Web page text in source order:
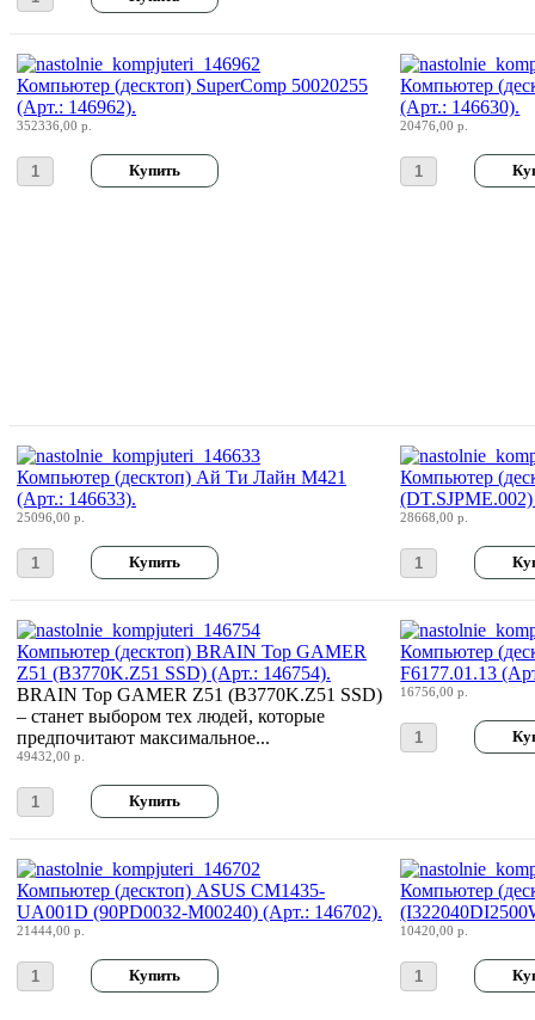
Microsoft
Modecom
Motorola
Msi
Pcland-4u(14)
Pegatron
Pipo
Pleomax
Pocketbook
Prestigio
Primepc(16)
Rapoo
Razer
Revoltec
Компьютер (десктоп) SuperComp 50020255
(Арт.: 146962).
352336,00 р.
Компьютер
(Арт.: 146630).
20476,00 р.
Компьютер (десктоп) Ай Ти Лайн M421
(Арт.: 146633).
25096,00 р.
Компьютер
28668,00 р.
Компьютер (десктоп) BRAIN Top GAMER
Z51 (B3770K.Z51 SSD) (Арт.: 146754).
BRAIN Top GAMER Z51 (B3770K.Z51 SSD)
– станет выбором тех людей, которые
предпочитают максимальное...
49432,00 р.
Компьютер
F6177.01.13
16756,00 р.
Компьютер (десктоп) ASUS CM1435-
UA001D (90PD0032-M00240) (Арт.: 146702).
21444,00 р.
Компьютер
10420,00 р.